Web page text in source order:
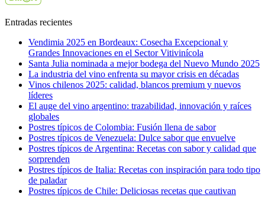
Entradas recientes
Vendimia 2025 en Bordeaux: Cosecha Excepcional y
Grandes Innovaciones en el Sector Vitivinícola
Santa Julia nominada a mejor bodega del Nuevo Mundo 2025
La industria del vino enfrenta su mayor crisis en décadas
Vinos chilenos 2025: calidad, blancos premium y nuevos
líderes
El auge del vino argentino: trazabilidad, innovación y raíces
globales
Postres típicos de Colombia: Fusión llena de sabor
Postres típicos de Venezuela: Dulce sabor que envuelve
Postres típicos de Argentina: Recetas con sabor y calidad que
sorprenden
Postres típicos de Italia: Recetas con inspiración para todo tipo
de paladar
Postres típicos de Chile: Deliciosas recetas que cautivan